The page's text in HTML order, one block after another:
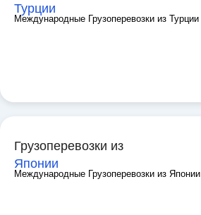
Турции
Международные Грузоперевозки из Турции
Грузоперевозки из
Японии
Международные Грузоперевозки из Японии